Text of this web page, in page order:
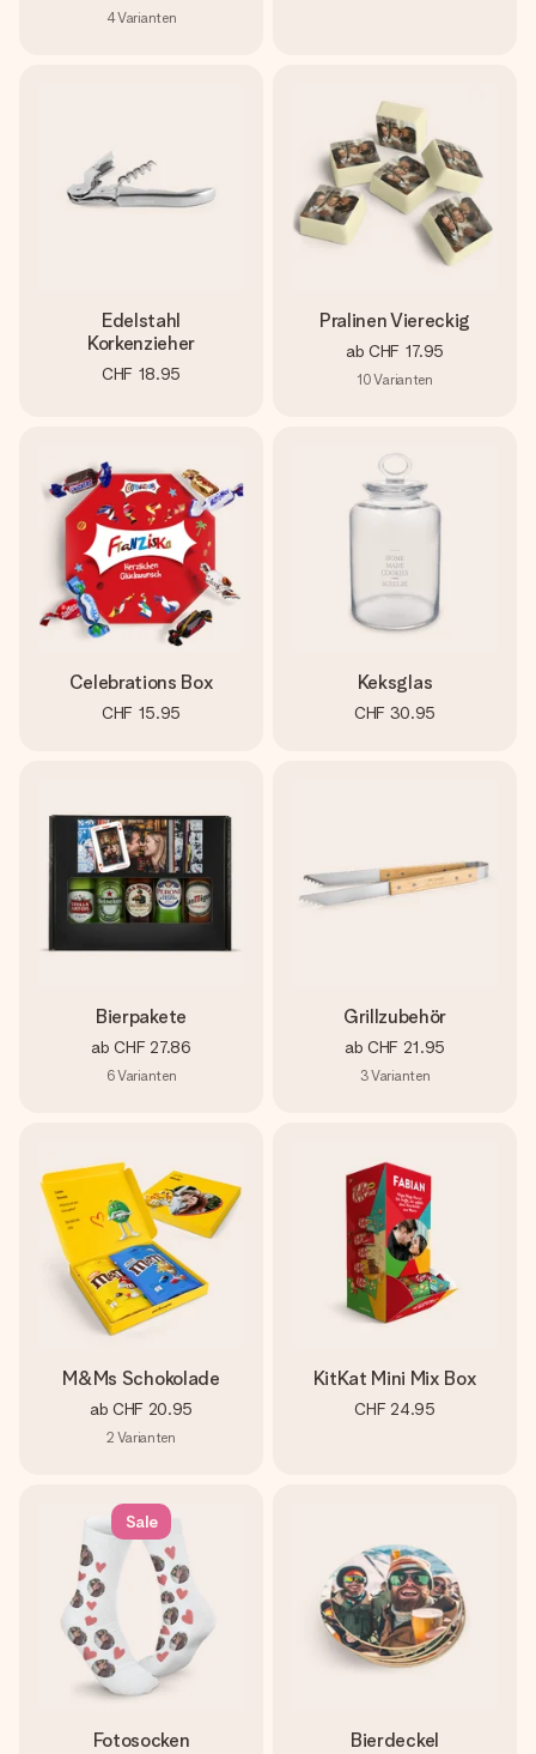
4Varianten
Edelstahl
Korkenzieher
CHF 18.95
Pralinen Viereckig
ab CHF 17.95
10Varianten
Celebrations Box
CHF 15.95
Keksglas
CHF 30.95
Bierpakete
ab CHF 27.86
6Varianten
Grillzubehör
ab CHF 21.95
3Varianten
M&Ms Schokolade
ab CHF 20.95
2 Varianten
KitKat Mini Mix Box
CHF 24.95
Sale
Fotosocken Bierdeckel